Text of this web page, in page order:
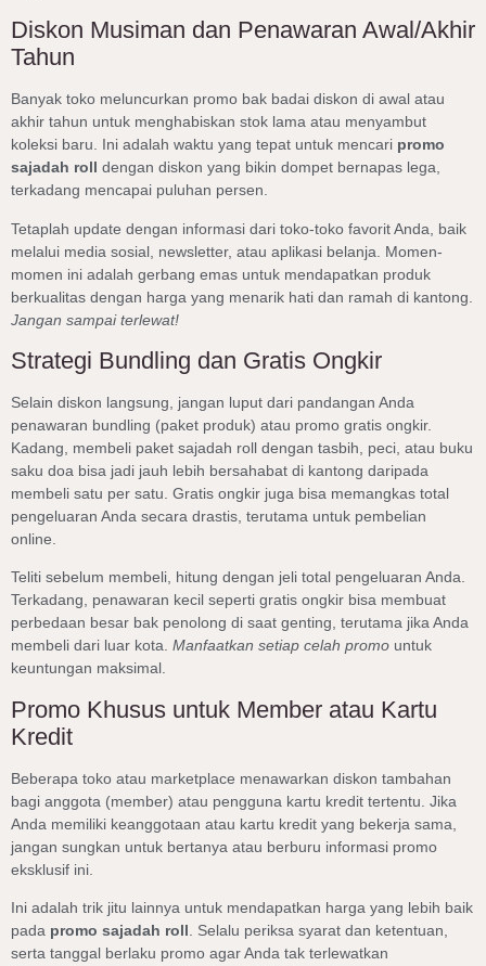
Diskon Musiman dan Penawaran Awal/Akhir
Tahun
Banyak toko meluncurkan promo bak badai diskon di awal atau
akhir tahun untuk menghabiskan stok lama atau menyambut
koleksi baru. Ini adalah waktu yang tepat untuk mencari promo
sajadah roll dengan diskon yang bikin dompet bernapas lega,
terkadang mencapai puluhan persen.
Tetaplah update dengan informasi dari toko-toko favorit Anda, baik
melalui media sosial, newsletter, atau aplikasi belanja. Momen-
momen ini adalah gerbang emas untuk mendapatkan produk
berkualitas dengan harga yang menarik hati dan ramah di kantong.
Jangan sampai terlewat!
Strategi Bundling dan Gratis Ongkir
Selain diskon langsung, jangan luput dari pandangan Anda
penawaran bundling (paket produk) atau promo gratis ongkir.
Kadang, membeli paket sajadah roll dengan tasbih, peci, atau buku
saku doa bisa jadi jauh lebih bersahabat di kantong daripada
membeli satu per satu. Gratis ongkir juga bisa memangkas total
pengeluaran Anda secara drastis, terutama untuk pembelian
online.
Teliti sebelum membeli, hitung dengan jeli total pengeluaran Anda.
Terkadang, penawaran kecil seperti gratis ongkir bisa membuat
perbedaan besar bak penolong di saat genting, terutama jika Anda
membeli dari luar kota. Manfaatkan setiap celah promo untuk
keuntungan maksimal.
Promo Khusus untuk Member atau Kartu
Kredit
Beberapa toko atau marketplace menawarkan diskon tambahan
bagi anggota (member) atau pengguna kartu kredit tertentu. Jika
Anda memiliki keanggotaan atau kartu kredit yang bekerja sama,
jangan sungkan untuk bertanya atau berburu informasi promo
eksklusif ini.
Ini adalah trik jitu lainnya untuk mendapatkan harga yang lebih baik
pada promo sajadah roll . Selalu periksa syarat dan ketentuan,
serta tanggal berlaku promo agar Anda tak terlewatkan